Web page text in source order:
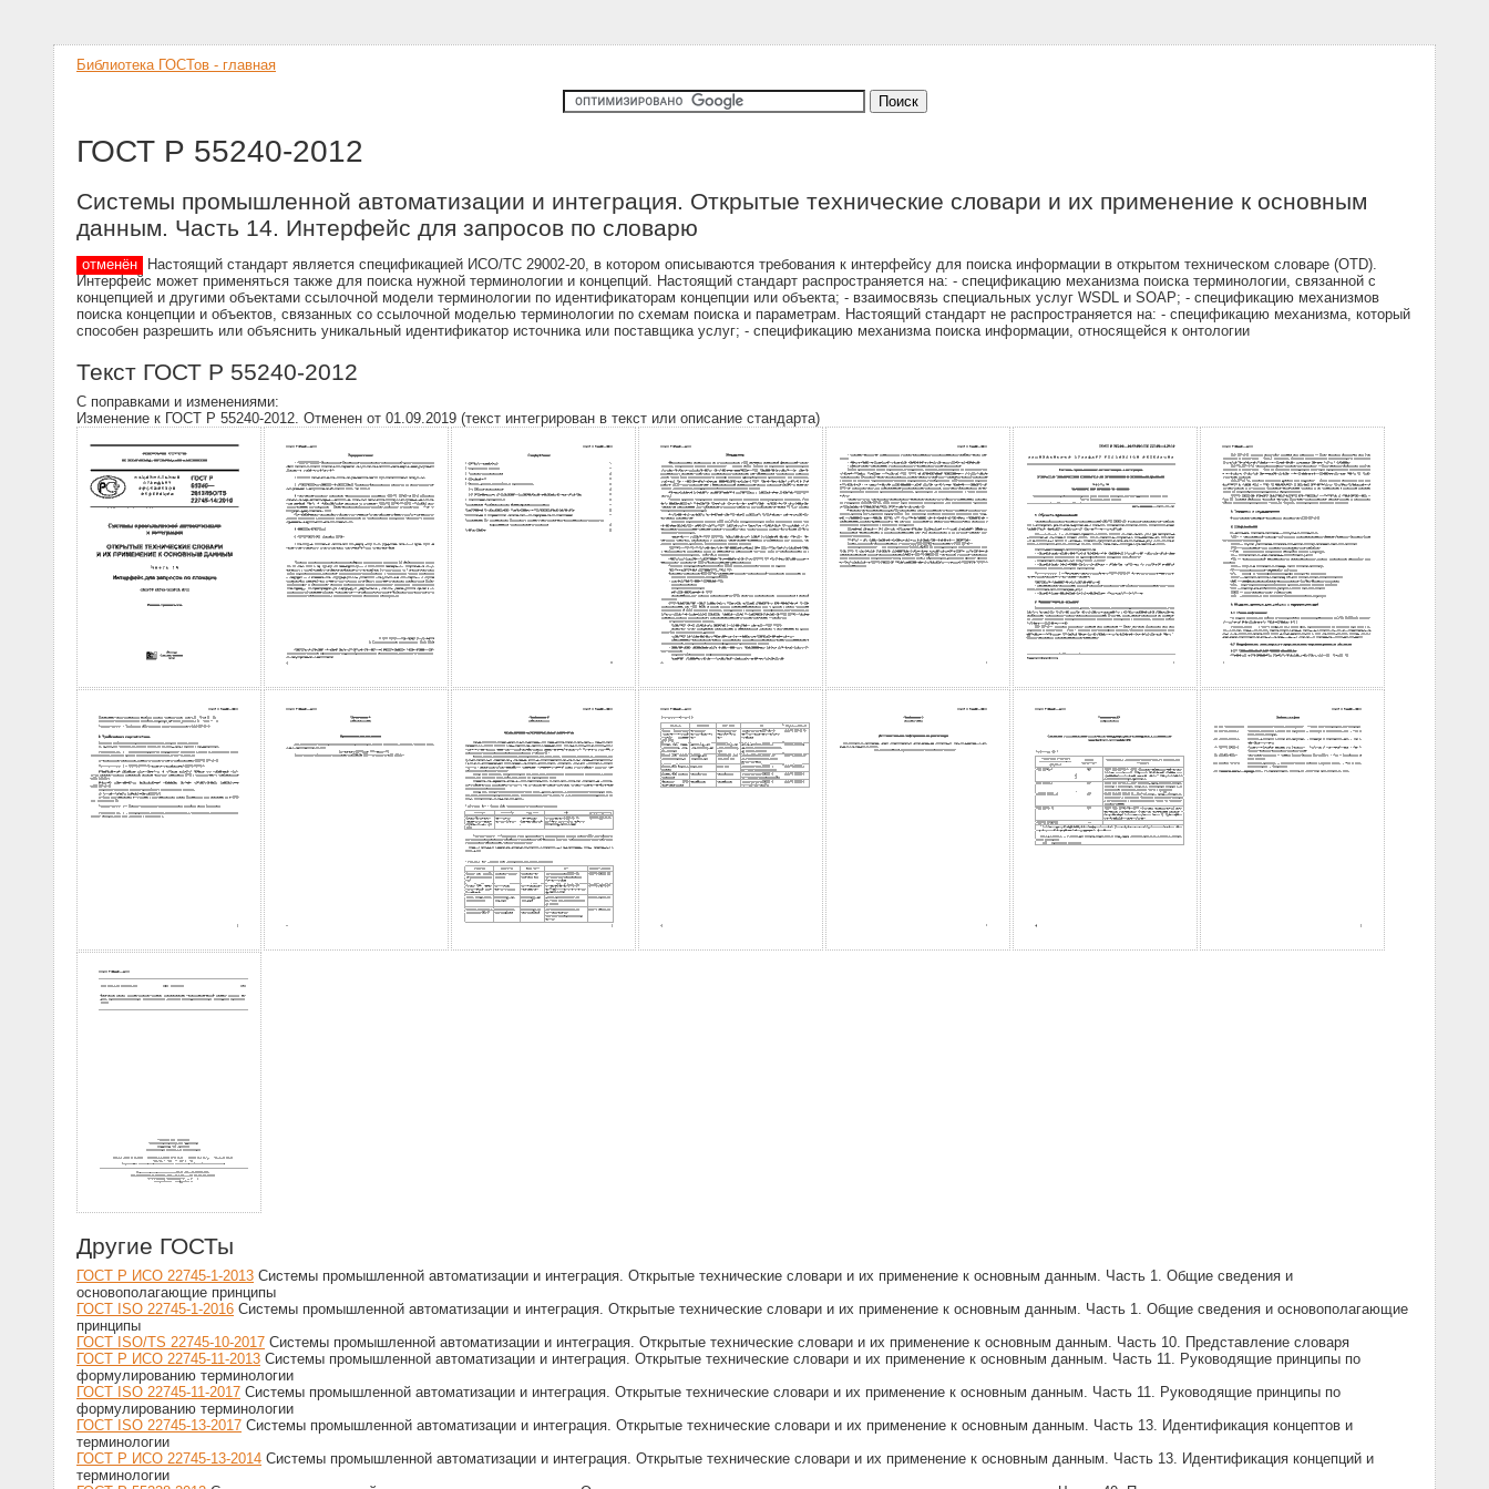
Библиотека ГОСТов - главная
ГОСТ Р 55240-2012
Системы промышленной автоматизации и интеграция. Открытые технические словари и их применение к основным
данным. Часть 14. Интерфейс для запросов по словарю
отменён
Настоящий стандарт является спецификацией ИСО/ТС 29002-20, в котором описываются требования к интерфейсу для поиска информации в открытом техническом словаре (OTD).
Интерфейс может применяться также для поиска нужной терминологии и концепций. Настоящий стандарт распространяется на: - спецификацию механизма поиска терминологии, связанной с
концепцией и другими объектами ссылочной модели терминологии по идентификаторам концепции или объекта; - взаимосвязь специальных услуг WSDL и SOAP; - спецификацию механизмов
поиска концепции и объектов, связанных со ссылочной моделью терминологии по схемам поиска и параметрам. Настоящий стандарт не распространяется на: - спецификацию механизма, который
способен разрешить или объяснить уникальный идентификатор источника или поставщика услуг; - спецификацию механизма поиска информации, относящейся к онтологии
Текст ГОСТ Р 55240-2012
С поправками и изменениями:
Изменение к ГОСТ Р 55240-2012. Отменен от 01.09.2019 (текст интегрирован в текст или описание стандарта)
Другие ГОСТы
ГОСТ Р ИСО 22745-1-2013 Системы промышленной автоматизации и интеграция. Открытые технические словари и их применение к основным данным. Часть 1. Общие сведения и
основополагающие принципы
ГОСТ ISO 22745-1-2016 Системы промышленной автоматизации и интеграция. Открытые технические словари и их применение к основным данным. Часть 1. Общие сведения и основополагающие
принципы
ГОСТ ISO/TS 22745-10-2017 Системы промышленной автоматизации и интеграция. Открытые технические словари и их применение к основным данным. Часть 10. Представление словаря
ГОСТ Р ИСО 22745-11-2013 Системы промышленной автоматизации и интеграция. Открытые технические словари и их применение к основным данным. Часть 11. Руководящие принципы по
формулированию терминологии
ГОСТ ISO 22745-11-2017 Системы промышленной автоматизации и интеграция. Открытые технические словари и их применение к основным данным. Часть 11. Руководящие принципы по
формулированию терминологии
ГОСТ ISO 22745-13-2017 Системы промышленной автоматизации и интеграция. Открытые технические словари и их применение к основным данным. Часть 13. Идентификация концептов и
терминологии
ГОСТ Р ИСО 22745-13-2014 Системы промышленной автоматизации и интеграция. Открытые технические словари и их применение к основным данным. Часть 13. Идентификация концепций и
терминологии